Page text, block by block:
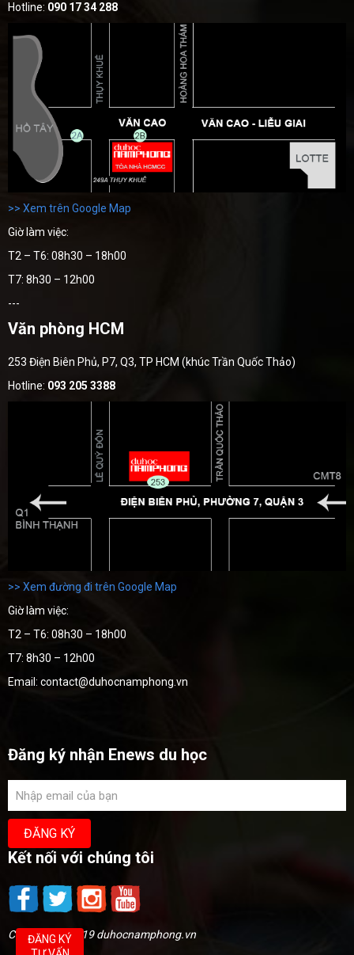
Hotline: 090 17 34 288
>> Xem trên Google Map
Giờ làm việc:
T2 – T6: 08h30 – 18h00
T7: 8h30 – 12h00
---
Văn phòng HCM
253 Điện Biên Phủ, P7, Q3, TP HCM (khúc Trần Quốc Thảo)
Hotline: 093 205 3388
>> Xem đường đi trên Google Map
Giờ làm việc:
T2 – T6: 08h30 – 18h00
T7: 8h30 – 12h00
Email: contact@duhocnamphong.vn
Đăng ký nhận Enews du học
Kết nối với chúng tôi
Copyright @2019 duhocnamphong.vn
ĐĂNG KÝ